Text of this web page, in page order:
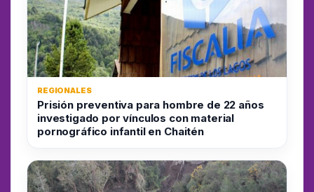
REGIONALES
Prisión preventiva para hombre de 22 años
investigado por vínculos con material
pornográfico infantil en Chaitén